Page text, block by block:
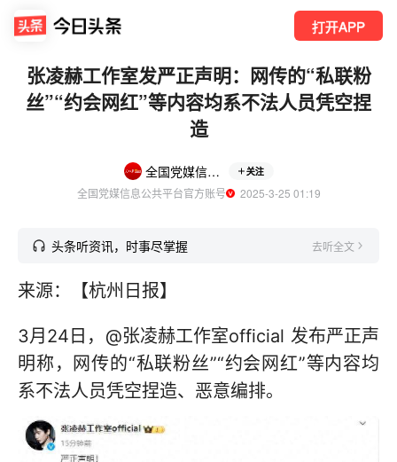
打开APP
张凌赫工作室发严正声明：网传的“私联粉
丝”“约会网红”等内容均系不法人员凭空捏
造
全国党媒信息公共平台 关注
全国党媒信息公共平台官方账号
  2025-3-25 01:19
头条听资讯，时事尽掌握 去听全文
来源：【杭州日报】
3月24日，@张凌赫工作室official 发布严正声
明称，网传的“私联粉丝”“约会网红”等内容均
系不法人员凭空捏造、恶意编排。